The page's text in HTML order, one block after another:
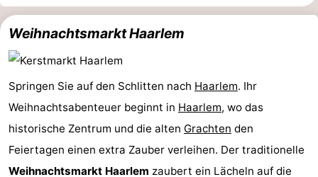
Spezial
Kanale
Homohauptstadt
Rotlichtviertel
Geschichte
Weihnachtsmarkt Haarlem
Springen Sie auf den Schlitten nach Haarlem. Ihr
Weihnachtsabenteuer beginnt in Haarlem, wo das
historische Zentrum und die alten Grachten den
Feiertagen einen extra Zauber verleihen. Der traditionelle
Weihnachtsmarkt Haarlem zaubert ein Lächeln auf die